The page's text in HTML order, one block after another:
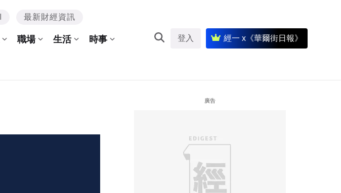
最新財經資訊
職場 生活 時事 登入 經一 x《華爾街日報》
廣告